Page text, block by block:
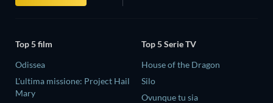
Top 5 film
Odissea
L'ultima missione: Project Hail
Mary
Top 5 Serie TV
House of the Dragon
Silo
Ovunque tu sia